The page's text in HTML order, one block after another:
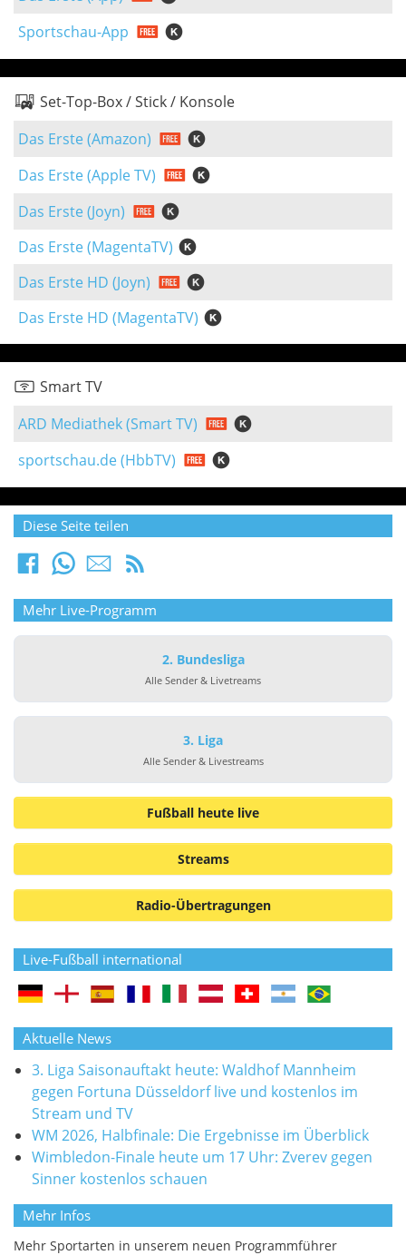
Sportschau-App
Set-Top-Box / Stick / Konsole
Das Erste (Amazon)
Das Erste (Apple TV)
Das Erste (Joyn)
Das Erste (MagentaTV)
Das Erste HD (Joyn)
Das Erste HD (MagentaTV)
Smart TV
ARD Mediathek (Smart TV)
sportschau.de (HbbTV)
Diese Seite teilen
Mehr Live-Programm
2. Bundesliga
Alle Sender & Livetreams
3. Liga
Alle Sender & Livestreams
Fußball heute live
Streams
Radio-Übertragungen
Live-Fußball international
Aktuelle News
3. Liga Saisonauftakt heute: Waldhof Mannheim
gegen Fortuna Düsseldorf live und kostenlos im
Stream und TV
WM 2026, Halbfinale: Die Ergebnisse im Überblick
Wimbledon-Finale heute um 17 Uhr: Zverev gegen
Sinner kostenlos schauen
Mehr Infos
Mehr Sportarten in unserem neuen Programmführer